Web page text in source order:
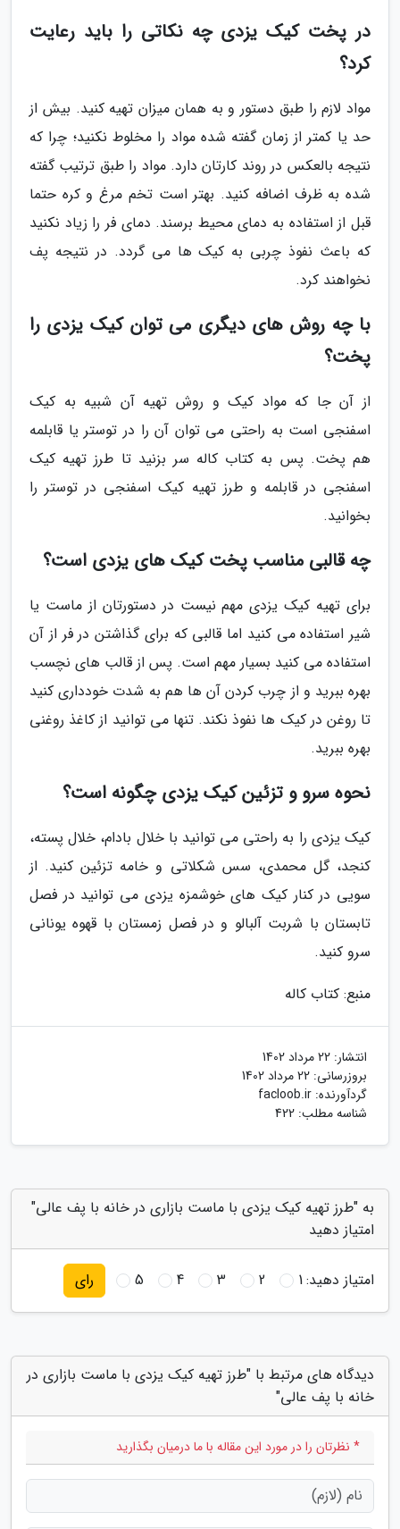
در پخت کیک یزدی چه نکاتی را باید رعایت
کرد؟
مواد لازم را طبق دستور و به همان میزان تهیه کنید. بیش از
حد یا کمتر از زمان گفته شده مواد را مخلوط نکنید؛ چرا که
نتیجه بالعکس در روند کارتان دارد. مواد را طبق ترتیب گفته
شده به ظرف اضافه کنید. بهتر است تخم مرغ و کره حتما
قبل از استفاده به دمای محیط برسند. دمای فر را زیاد نکنید
که باعث نفوذ چربی به کیک ها می گردد. در نتیجه پف
نخواهند کرد.
با چه روش های دیگری می توان کیک یزدی را
پخت؟
از آن جا که مواد کیک و روش تهیه آن شبیه به کیک
اسفنجی است به راحتی می توان آن را در توستر یا قابلمه
هم پخت. پس به کتاب کاله سر بزنید تا طرز تهیه کیک
اسفنجی در قابلمه و طرز تهیه کیک اسفنجی در توستر را
بخوانید.
چه قالبی مناسب پخت کیک های یزدی است؟
برای تهیه کیک یزدی مهم نیست در دستورتان از ماست یا
شیر استفاده می کنید اما قالبی که برای گذاشتن در فر از آن
استفاده می کنید بسیار مهم است. پس از قالب های نچسب
بهره ببرید و از چرب کردن آن ها هم به شدت خودداری کنید
تا روغن در کیک ها نفوذ نکند. تنها می توانید از کاغذ روغنی
بهره ببرید.
نحوه سرو و تزئین کیک یزدی چگونه است؟
کیک یزدی را به راحتی می توانید با خلال بادام، خلال پسته،
کنجد، گل محمدی، سس شکلاتی و خامه تزئین کنید. از
سویی در کنار کیک های خوشمزه یزدی می توانید در فصل
تابستان با شربت آلبالو و در فصل زمستان با قهوه یونانی
سرو کنید.
منبع: کتاب کاله
انتشار: 22 مرداد 1402
بروزرسانی: 22 مرداد 1402
گردآورنده: facloob.ir
شناسه مطلب: 422
به "طرز تهیه کیک یزدی با ماست بازاری در خانه با پف عالی"
امتیاز دهید
امتیاز دهید:1
2
3
4
5 رای
دیدگاه های مرتبط با "طرز تهیه کیک یزدی با ماست بازاری در
خانه با پف عالی"
* نظرتان را در مورد این مقاله با ما درمیان بگذارید